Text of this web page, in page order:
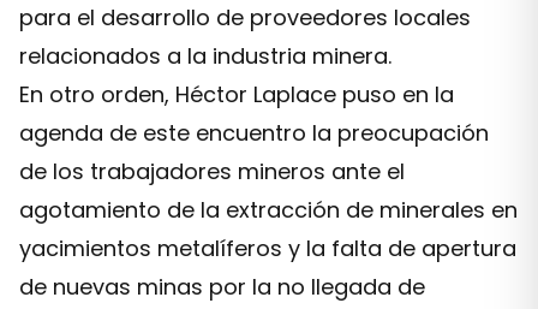
para el desarrollo de proveedores locales
relacionados a la industria minera.
En otro orden, Héctor Laplace puso en la
agenda de este encuentro la preocupación
de los trabajadores mineros ante el
agotamiento de la extracción de minerales en
yacimientos metalíferos y la falta de apertura
de nuevas minas por la no llegada de